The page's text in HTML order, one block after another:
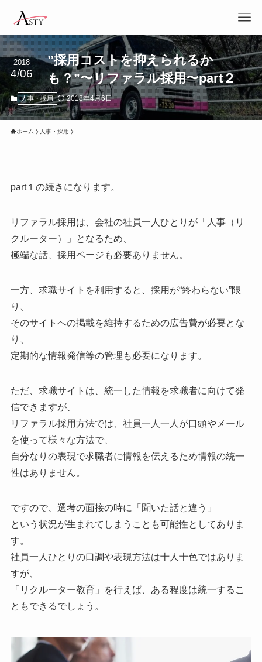
”採用コストを抑えられるか
も？”〜リファラル採用〜part２
2018
4/06
人事・採用 2018年4月6日
ホーム 人事・採用
part１の続きになります。
リファラル採用は、会社の社員一人ひとりが「人事（リ
クルーター）」となるため、
極端な話、採用ページも必要ありません。
一方、求職サイトを利用すると、採用が“終わらない”限
り、
そのサイトへの掲載を維持するための広告費が必要とな
り、
定期的な情報発信等の管理も必要になります。
ただ、求職サイトは、統一した情報を求職者に向けて発
信できますが、
リファラル採用方法では、社員一人一人が口頭やメール
を使って様々な方法で、
自分なりの表現で求職者に情報を伝えるため情報の統一
性はありません。
ですので、選考の面接の時に「聞いた話と違う」
という状況が生まれてしまうことも可能性としてありま
す。
社員一人ひとりの口調や表現方法は十人十色ではありま
すが、
「リクルーター教育」を行えば、ある程度は統一するこ
ともできるでしょう。